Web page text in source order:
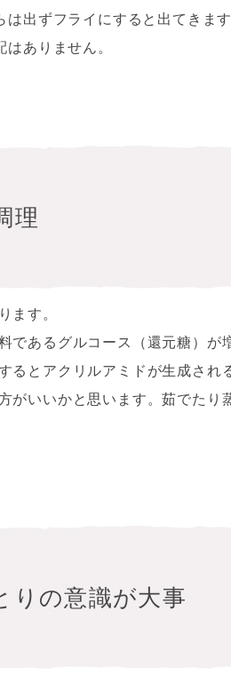
出ずフライにすると出てきます
ありません。
理
ます。
であるグルコース（還元糖）が
るとアクリルアミドが生成され
がいいかと思います。茹でたり
りの意識が大事